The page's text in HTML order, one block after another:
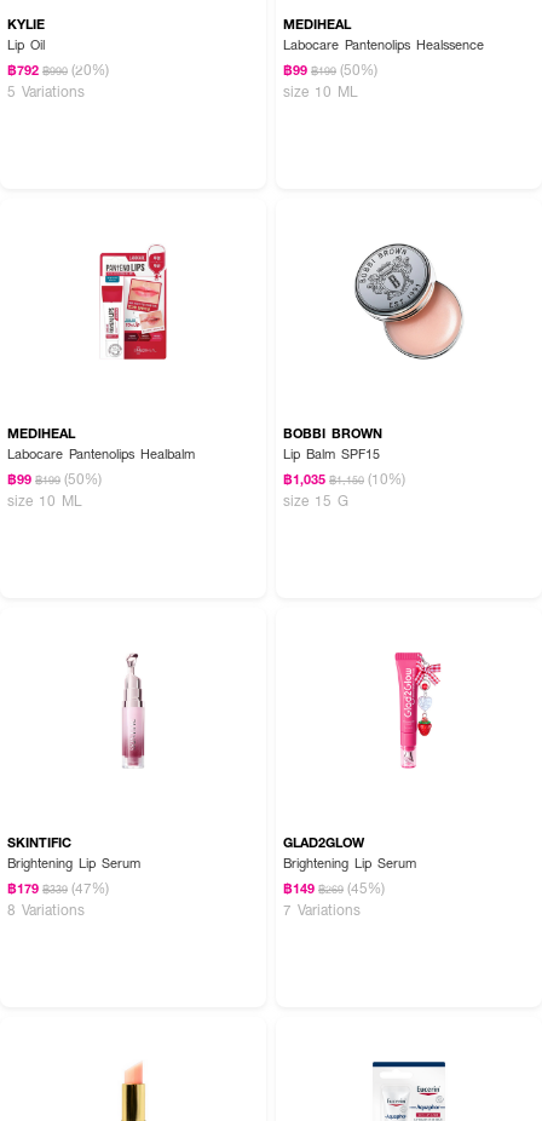
KYLIE
Lip Oil
฿792 ฿990 (20%)
5 Variations
MEDIHEAL
Labocare Pantenolips Healssence
฿99 ฿199 (50%)
size 10 ML
MEDIHEAL
Labocare Pantenolips Healbalm
฿99 ฿199 (50%)
size 10 ML
BOBBI BROWN
Lip Balm SPF15
฿1,035 ฿1,150 (10%)
size 15 G
SKINTIFIC
Brightening Lip Serum
฿179 ฿339 (47%)
8 Variations
GLAD2GLOW
Brightening Lip Serum
฿149 ฿269 (45%)
7 Variations